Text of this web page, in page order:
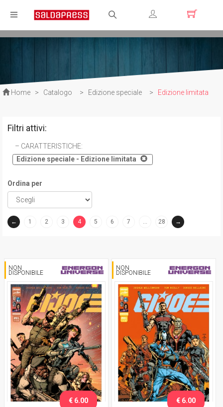
Registrati
Home > Catalogo > Edizione speciale > Edizione limitata
Filtri attivi:
CARATTERISTICHE:
Edizione speciale - Edizione limitata
Ordina per
← 1 2 3
4
5 6 7 … 28 →
NON
DISPONIBILE
€ 6.00
NON
DISPONIBILE
€ 6.00